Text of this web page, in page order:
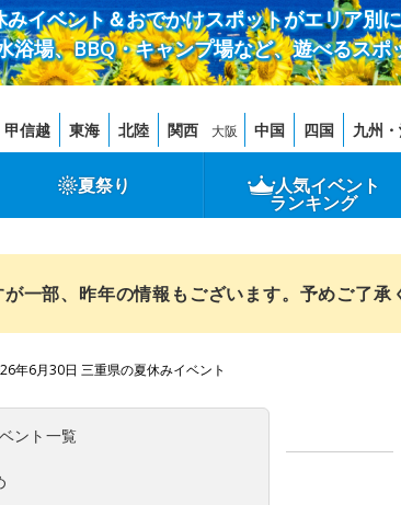
イベント＆おでかけスポットがエリア別
浴場、BBQ・キャンプ場など、遊べるスポ
甲信越 東海 北陸 関西 大阪 中国 四国 九州
夏祭り 人気イベント
ランキング
一部、昨年の情報もございます。予めご了承
年6月30日 三重県の夏休みイベント
ント一覧